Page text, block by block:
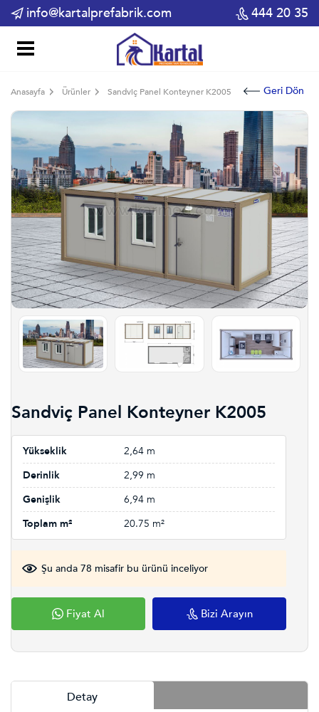
info@kartalprefabrik.com 444 20 35
Anasayfa Ürünler Sandviç Panel Konteyner K2005 Geri Dön
Sandviç Panel Konteyner K2005
Yükseklik
2,64 m
Derinlik
2,99 m
Genişlik
6,94 m
Toplam m²
20.75 m²
Şu anda 78 misafir bu ürünü inceliyor
Fiyat Al Bizi Arayın
Detay